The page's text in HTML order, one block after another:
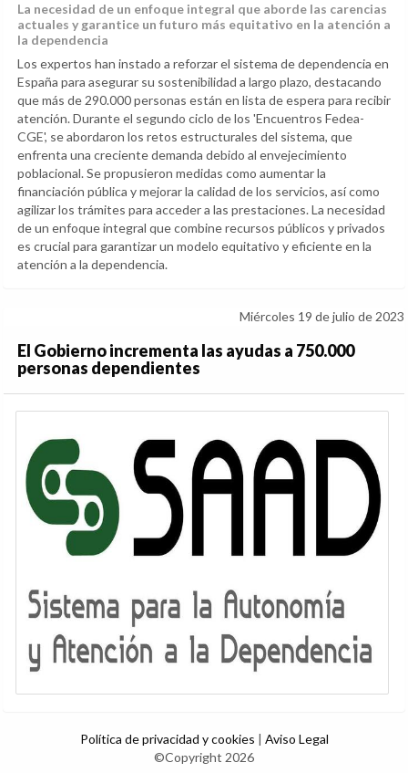
La necesidad de un enfoque integral que aborde las carencias
actuales y garantice un futuro más equitativo en la atención a
la dependencia
Los expertos han instado a reforzar el sistema de dependencia en
España para asegurar su sostenibilidad a largo plazo, destacando
que más de 290.000 personas están en lista de espera para recibir
atención. Durante el segundo ciclo de los 'Encuentros Fedea-
CGE', se abordaron los retos estructurales del sistema, que
enfrenta una creciente demanda debido al envejecimiento
poblacional. Se propusieron medidas como aumentar la
financiación pública y mejorar la calidad de los servicios, así como
agilizar los trámites para acceder a las prestaciones. La necesidad
de un enfoque integral que combine recursos públicos y privados
es crucial para garantizar un modelo equitativo y eficiente en la
atención a la dependencia.
Miércoles 19 de julio de 2023
El Gobierno incrementa las ayudas a 750.000
personas dependientes
Política de privacidad y cookies | Aviso Legal
©Copyright 2026